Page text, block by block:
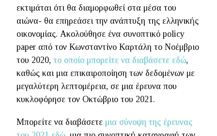
εκτιμάται ότι θα διαμορφωθεί στα μέσα του
αιώνα- θα επηρεάσει την ανάπτυξη της ελληνικής
οικονομίας. Ακολούθησε ένα συνοπτικό policy
paper από τον Κωνσταντίνο Καρτάλη το Νοέμβριο
του 2020, το οποίο μπορείτε να διαβάσετε εδώ,
καθώς και μια επικαιροποίηση των δεδομένων με
μεγαλύτερη λεπτομέρεια, σε μια έρευνα που
κυκλοφόρησε τον Οκτώβριο του 2021.
Μπορείτε να διαβάσετε μια σύνοψη της έρευνας